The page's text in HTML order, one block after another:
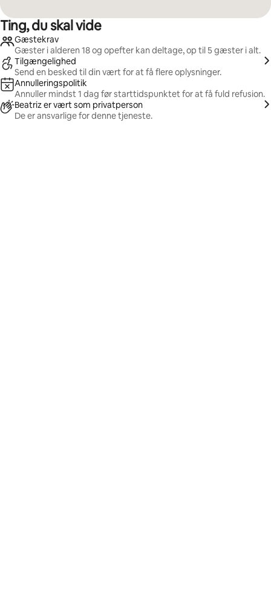
Ting, du skal vide
Gæstekrav
Gæster i alderen 18 og opefter kan deltage, op til 5 gæster i alt.
Tilgængelighed
Send en besked til din vært for at få flere oplysninger.
Annulleringspolitik
Annuller mindst 1 dag før starttidspunktet for at få fuld refusion.
Beatriz er vært som privatperson
De er ansvarlige for denne tjeneste.